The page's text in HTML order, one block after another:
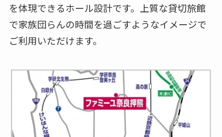
を体現できるホール設計です。上質な貸切旅館
で家族団らんの時間を過ごすようなイメージで
ご利用いただけます。